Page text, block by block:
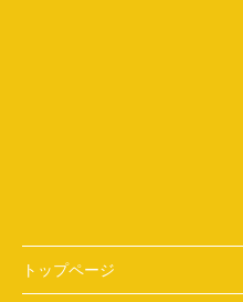
トップページ